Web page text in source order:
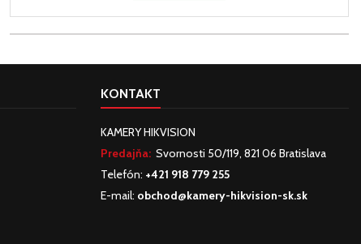
KONTAKT
KAMERY HIKVISION
Predajňa: Svornosti 50/119, 821 06 Bratislava
Telefón: +421 918 779 255
E-mail: obchod@kamery-hikvision-sk.sk